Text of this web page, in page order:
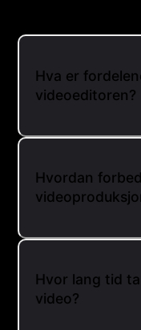
Hva er
videoeditoren?
Hvordan
Hvor lang tid
video?